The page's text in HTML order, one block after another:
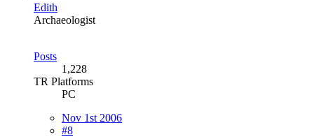
Edith
Archaeologist
Posts
1,228
TR Platforms
PC
Nov 1st 2006
#8